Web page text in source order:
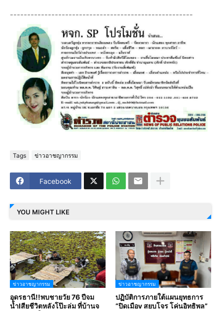
-----------------------------------------------------
Tags ข่าวอาชญากรรม
Facebook
YOU MIGHT LIKE
ข่าวอาชญากรรม
อุดรธานี!!พบชายวัย 76 ปีจม
น้ำlสียชีวิตหลังโป๊ะล่ม ที่บ้านจ
ข่าวอาชญากรรม
ปฏิบัติการภายใต้แผนยุทธการ
“ปิดเมือv สยบโจร โค่นอิทธิพล”